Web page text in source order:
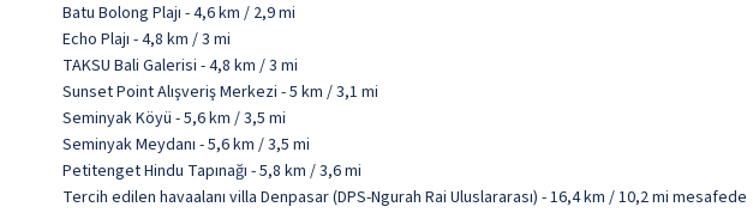
Batu Bolong Plajı - 4,6 km / 2,9 mi
Echo Plajı - 4,8 km / 3 mi
TAKSU Bali Galerisi - 4,8 km / 3 mi
Sunset Point Alışveriş Merkezi - 5 km / 3,1 mi
Seminyak Köyü - 5,6 km / 3,5 mi
Seminyak Meydanı - 5,6 km / 3,5 mi
Petitenget Hindu Tapınağı - 5,8 km / 3,6 mi
Tercih edilen havaalanı villa Denpasar (DPS-Ngurah Rai Uluslararası) - 16,4 km / 10,2 mi mesafede